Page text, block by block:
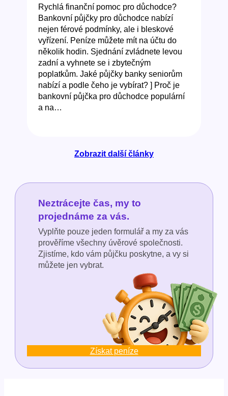
Rychlá finanční pomoc pro důchodce?
Bankovní půjčky pro důchodce nabízí
nejen férové podmínky, ale i bleskové
vyřízení. Peníze můžete mít na účtu do
několik hodin. Sjednání zvládnete levou
zadní a vyhnete se i zbytečným
poplatkům. Jaké půjčky banky seniorům
nabízí a podle čeho je vybírat? ] Proč je
bankovní půjčka pro důchodce populární
a na…
Zobrazit další články
Neztrácejte čas, my to
projednáme za vás.
Vyplňte pouze jeden formulář a my za vás
prověříme všechny úvěrové společnosti.
Zjistíme, kdo vám půjčku poskytne, a vy si
můžete jen vybrat.
Získat peníze